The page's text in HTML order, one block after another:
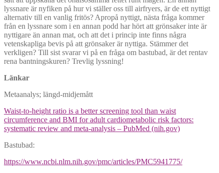
lyssnare är nyfiken på hur vi ställer oss till airfryers, är de ett nyttigt
alternativ till en vanlig fritös? Apropå nyttigt, nästa fråga kommer
från en lyssnare som i en annan podd har hört att grönsaker inte är
nyttigare än annan mat, och att det i princip inte finns några
vetenskapliga bevis på att grönsaker är nyttiga. Stämmer det
verkligen? Till sist svarar vi på en fråga om bastubad, är det rentav
rena bantningskuren? Trevlig lyssning!
Länkar
Metaanalys; längd-midjemått
Waist-to-height ratio is a better screening tool than waist
circumference and BMI for adult cardiometabolic risk factors:
systematic review and meta-analysis – PubMed (nih.gov)
Bastubad:
https://www.ncbi.nlm.nih.gov/pmc/articles/PMC5941775/